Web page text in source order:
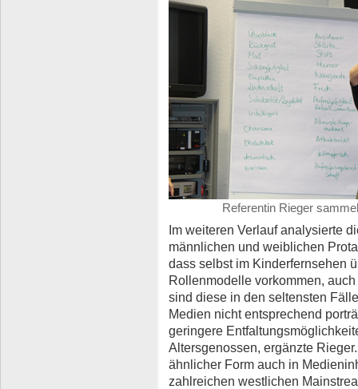
Referentin Rieger
Im weiteren Verlauf analysierte
männlichen und weiblichen
dass selbst im Kinderfernsehen
Rollenmodelle vorkommen,
sind diese in den seltensten
Medien nicht entsprechend
geringere
Altersgenossen, ergänzte
ähnlicher Form auch in
zahlreichen westlichen